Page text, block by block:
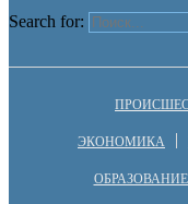
Search for:
ЭКОНОМИКА